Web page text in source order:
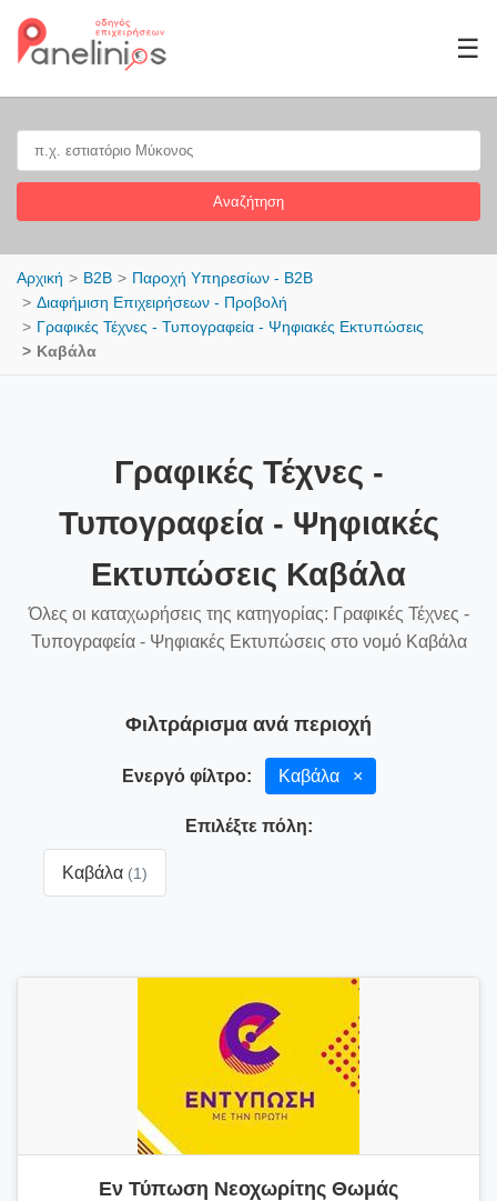
☰
Αναζήτηση
Αρχική B2B
Παροχή Υπηρεσίων - B2B
Διαφήμιση Επιχειρήσεων - Προβολή
Γραφικές Τέχνες - Τυπογραφεία - Ψηφιακές Εκτυπώσεις
Καβάλα
Γραφικές Τέχνες -
Τυπογραφεία - Ψηφιακές
Εκτυπώσεις Καβάλα
Όλες οι καταχωρήσεις της κατηγορίας: Γραφικές Τέχνες -
Τυπογραφεία - Ψηφιακές Εκτυπώσεις στο νομό Καβάλα
Φιλτράρισμα ανά περιοχή
Ενεργό φίλτρο: Καβάλα ×
Επιλέξτε πόλη:
Καβάλα (1)
Εν Τύπωση Nεοχωρίτης Θωμάς